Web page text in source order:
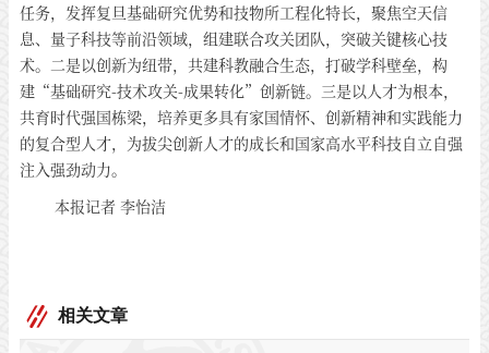
任务，发挥复旦基础研究优势和技物所工程化特长，聚焦空天信
息、量子科技等前沿领域，组建联合攻关团队，突破关键核心技
术。二是以创新为纽带，共建科教融合生态，打破学科壁垒，构
建“基础研究-技术攻关-成果转化”创新链。三是以人才为根本，
共育时代强国栋梁，培养更多具有家国情怀、创新精神和实践能力
的复合型人才，为拔尖创新人才的成长和国家高水平科技自立自强
注入强劲动力。
本报记者 李怡洁
相关文章